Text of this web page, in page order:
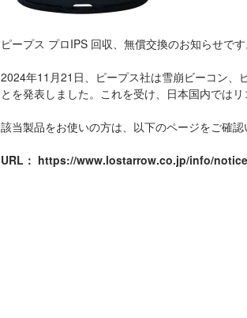
ピープス プロIPS 回収、無償交換のお知らせです
2024年11月21日、ピープス社は雪崩ビーコン、
とを発表しました。これを受け、日本国内では
該当製品をお使いの方は、以下のページをご確
URL： https://www.lostarrow.co.jp/info/